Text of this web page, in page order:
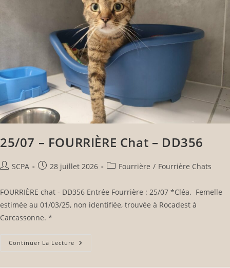
25/07 – FOURRIÈRE Chat – DD356
SCPA 28 juillet 2026 Fourrière / Fourrière Chats
FOURRIÈRE chat - DD356 Entrée Fourrière : 25/07 *Cléa. Femelle
estimée au 01/03/25, non identifiée, trouvée à Rocadest à
Carcassonne. *
Continuer La Lecture